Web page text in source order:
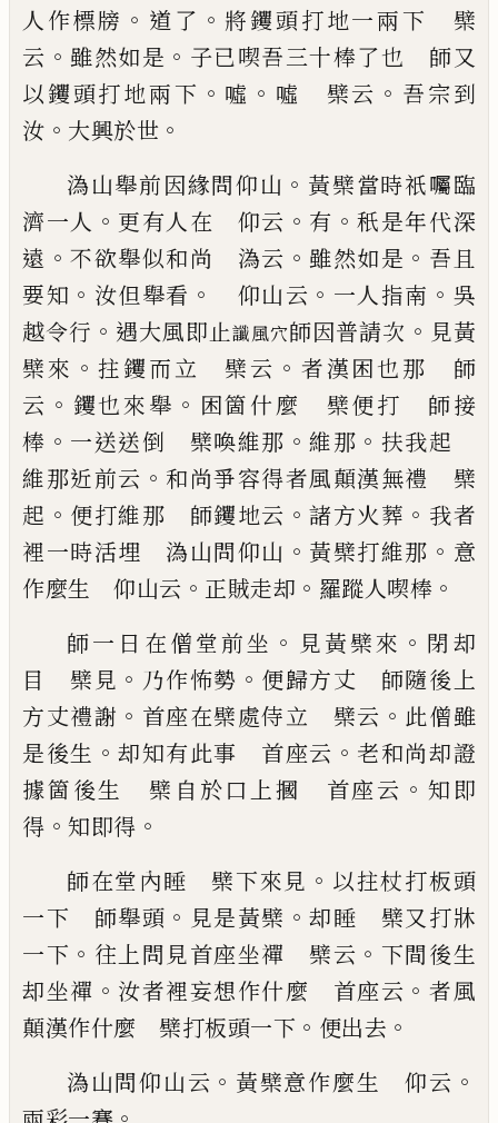
人作標牓 。 道了 。 將钁頭打地一兩下 檗
云 。雖然如是 。 子已喫吾三十棒了也 師又
以钁頭打地兩下 。 噓 。 噓 檗云 。 吾宗到
汝 。 大興於世 。
溈山舉前因緣問仰山 。 黃檗當時祇囑臨
濟一人 。 更有人在 仰云 。 有 。秖是年代深
遠 。不欲舉似和尚 溈云 。雖然如是 。 吾且
要知 。 汝但舉看 。 仰山云 。 一人指南 。 吳
越令行 。 遇大風即止讖風穴師因普請次 。 見黃
檗來 。拄钁而立 檗云 。 者漢困也那 師
云 。 钁也來舉 。 困箇什麼 檗便打 師接
棒 。 一送送倒 檗喚維那 。維那 。 扶我起
維那近前云 。 和尚爭容得者風顛漢無禮 檗
起 。 便打維那 師钁地云 。諸方火葬 。 我者
裡一時活埋 溈山問仰山 。 黃檗打維那 。 意
作麼生 仰山云 。 正賊走却 。 羅蹤人喫棒 。
師一日在僧堂前坐 。 見黃檗來 。 閉却
目 檗見 。 乃作怖勢 。 便歸方丈 師隨後上
方丈禮謝 。 首座在檗處侍立 檗云 。 此僧雖
是後生 。却知有此事 首座云 。 老和尚却證
據箇後生 檗自於口上摑 首座云 。 知即
得 。 知即得 。
師在堂內睡 檗下來見 。 以拄杖打板頭
一下 師舉頭 。 見是黃檗 。却睡 檗又打牀
一下 。 往上問見首座坐禪 檗云 。 下間後生
却坐禪 。 汝者裡妄想作什麼 首座云 。 者風
顛漢作什麼 檗打板頭一下 。 便出去 。
溈山問仰山云 。 黃檗意作麼生 仰云 。